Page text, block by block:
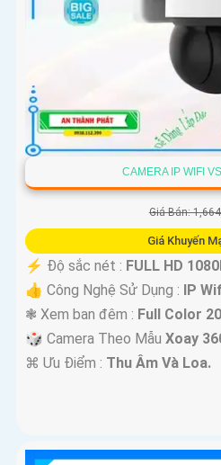
sẵn trên thị trường, so sánh và lựa
với nhu cầu và yêu cầu của bạn.
CAMERA IP WIFI
Giá Bán:
Giá Khuyến
️⚡ Độ sắc nét : FULL HD
👍 Công Nghệ Sử Dụng :
IP
❃ Xem ban đêm : Full Color
🎲 Camera Theo Mẫu Xoay
️⌘ Ưu Điểm : Thu Âm Và Loa.